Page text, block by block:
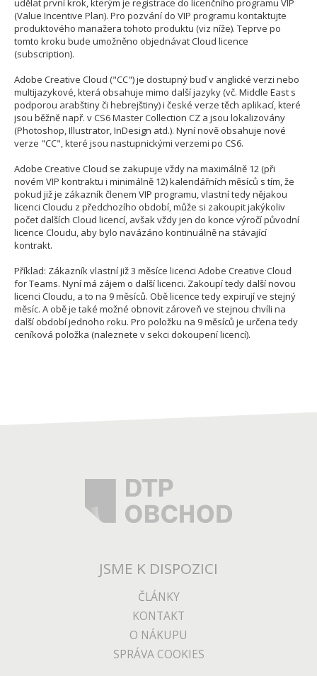
udělat první krok, kterým je registrace do licenčního programu VIP
(Value Incentive Plan). Pro pozvání do VIP programu kontaktujte
produktového manažera tohoto produktu (viz níže). Teprve po
tomto kroku bude umožněno objednávat Cloud licence
(subscription).
Adobe Creative Cloud ("CC") je dostupný buď v anglické verzi nebo
multijazykové, která obsahuje mimo další jazyky (vč. Middle East s
podporou arabštiny či hebrejštiny) i české verze těch aplikací, které
jsou běžně např. v CS6 Master Collection CZ a jsou lokalizovány
(Photoshop, Illustrator, InDesign atd.). Nyní nově obsahuje nové
verze "CC", které jsou nastupnickými verzemi po CS6.
Adobe Creative Cloud se zakupuje vždy na maximálně 12 (při
novém VIP kontraktu i minimálně 12) kalendářních měsíců s tím, že
pokud již je zákazník členem VIP programu, vlastní tedy nějakou
licenci Cloudu z předchozího období, může si zakoupit jakýkoliv
počet dalších Cloud licencí, avšak vždy jen do konce výročí původní
licence Cloudu, aby bylo navázáno kontinuálně na stávající
kontrakt.
Příklad: Zákazník vlastní již 3 měsíce licenci Adobe Creative Cloud
for Teams. Nyní má zájem o další licenci. Zakoupí tedy další novou
licenci Cloudu, a to na 9 měsíců. Obě licence tedy expirují ve stejný
měsíc. A obě je také možné obnovit zároveň ve stejnou chvíli na
další období jednoho roku. Pro položku na 9 měsíců je určena tedy
ceníková položka (naleznete v sekci dokoupení licencí).
JSME K DISPOZICI
ČLÁNKY
KONTAKT
O NÁKUPU
SPRÁVA COOKIES